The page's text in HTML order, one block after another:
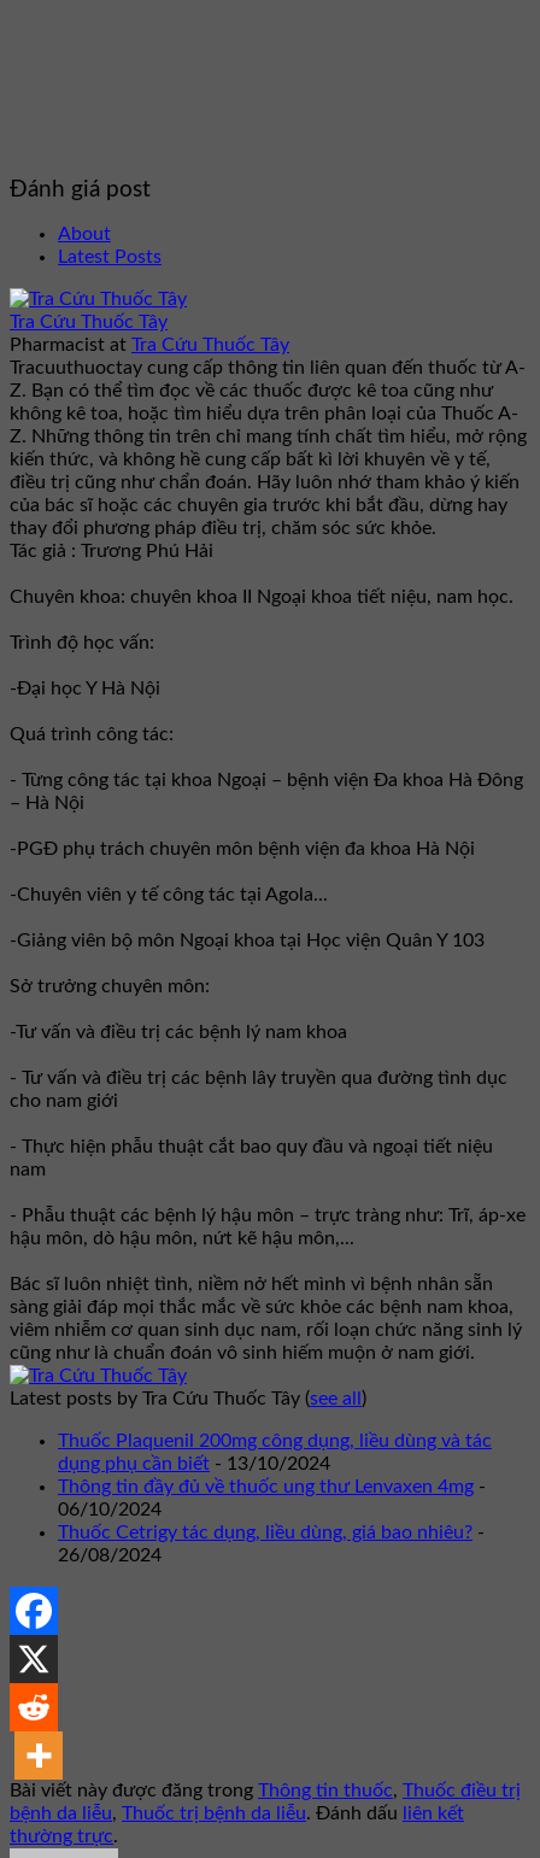
Đánh giá post
About
Latest Posts
Tra Cứu Thuốc Tây
Pharmacist at Tra Cứu Thuốc Tây
Tracuuthuoctay cung cấp thông tin liên quan đến thuốc từ A-
Z. Bạn có thể tìm đọc về các thuốc được kê toa cũng như
không kê toa, hoặc tìm hiểu dựa trên phân loại của Thuốc A-
Z. Những thông tin trên chỉ mang tính chất tìm hiểu, mở rộng
kiến thức, và không hề cung cấp bất kì lời khuyên về y tế,
điều trị cũng như chẩn đoán. Hãy luôn nhớ tham khảo ý kiến
của bác sĩ hoặc các chuyên gia trước khi bắt đầu, dừng hay
thay đổi phương pháp điều trị, chăm sóc sức khỏe.
Tác giả : Trương Phú Hải
Chuyên khoa: chuyên khoa II Ngoại khoa tiết niệu, nam học.
Trình độ học vấn:
-Đại học Y Hà Nội
Quá trình công tác:
- Từng công tác tại khoa Ngoại – bệnh viện Đa khoa Hà Đông
– Hà Nội
-PGĐ phụ trách chuyên môn bệnh viện đa khoa Hà Nội
-Chuyên viên y tế công tác tại Agola...
-Giảng viên bộ môn Ngoại khoa tại Học viện Quân Y 103
Sở trưởng chuyên môn:
-Tư vấn và điều trị các bệnh lý nam khoa
- Tư vấn và điều trị các bệnh lây truyền qua đường tình dục
cho nam giới
- Thực hiện phẫu thuật cắt bao quy đầu và ngoại tiết niệu
nam
- Phẫu thuật các bệnh lý hậu môn – trực tràng như: Trĩ, áp-xe
hậu môn, dò hậu môn, nứt kẽ hậu môn,...
Bác sĩ luôn nhiệt tình, niềm nở hết mình vì bệnh nhân sẵn
sàng giải đáp mọi thắc mắc về sức khỏe các bệnh nam khoa,
viêm nhiễm cơ quan sinh dục nam, rối loạn chức năng sinh lý
cũng như là chuẩn đoán vô sinh hiếm muộn ở nam giới.
Latest posts by Tra Cứu Thuốc Tây (see all )
Thuốc Plaquenil 200mg công dụng, liều dùng và tác
dụng phụ cần biết - 13/10/2024
Thông tin đầy đủ về thuốc ung thư Lenvaxen 4mg -
06/10/2024
Thuốc Cetrigy tác dụng, liều dùng, giá bao nhiêu? -
26/08/2024
Bài viết này được đăng trong Thông tin thuốc, Thuốc điều trị
bệnh da liễu, Thuốc trị bệnh da liễu. Đánh dấu
liên kết
thường trực.